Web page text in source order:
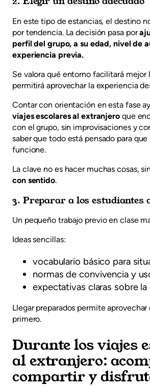
En este tipo de estancias, el destino
por tendencia. La decisión pasa por
perfil del grupo, a su edad, nivel de
experiencia previa.
Se valora qué entorno facilitará mejor
permitirá aprovechar la experiencia
Contar con orientación en esta fase
viajes escolares al extranjero que
con el grupo, sin improvisaciones y
saber que todo está pensado para que
funcione.
La clave no es hacer muchas cosas,
con sentido.
3. Preparar a los estudiantes
Un pequeño trabajo previo en clase
Ideas sencillas:
vocabulario básico para
normas de convivencia y
expectativas claras sobre la
Llegar preparados permite aprovechar
primero.
Durante los viajes
al extranjero:
compartir y